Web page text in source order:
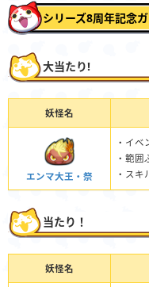
シリーズ8周年記念
大当たり!
妖怪名
エンマ大王・祭
・イベ
・範囲
・スキ
当たり！
妖怪名